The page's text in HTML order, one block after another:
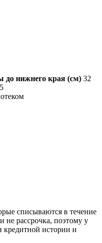
до нижнего края (см) 32
5
списываются в течение
не рассрочка, поэтому у
кредитной истории и